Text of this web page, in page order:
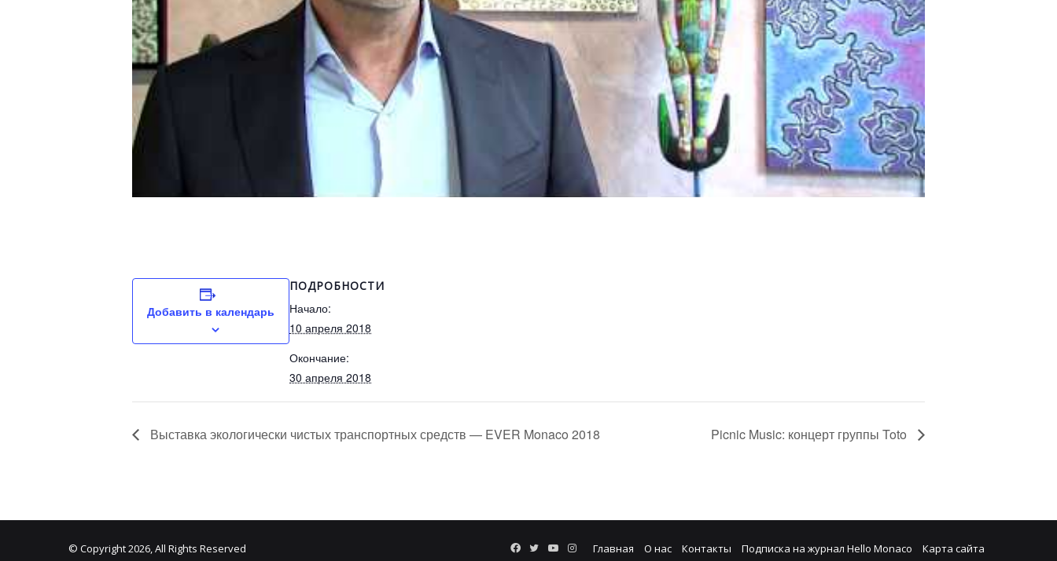
Добавить в календарь
ПОДРОБНОСТИ
Начало:
10 апреля 2018
Окончание:
30 апреля 2018
Выставка экологически чистых транспортных средств — EVER Monaco 2018 Picnic Music: концерт группы Toto
© Copyright 2026, All Rights Reserved Главная О нас Контакты Подписка на журнал Hello Monaco Карта сайта
Facebook
TwitterYouTube
Instagram